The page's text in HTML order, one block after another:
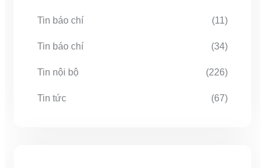
Tin báo chí (11)
Tin báo chí (34)
Tin nội bộ (226)
Tin tức (67)